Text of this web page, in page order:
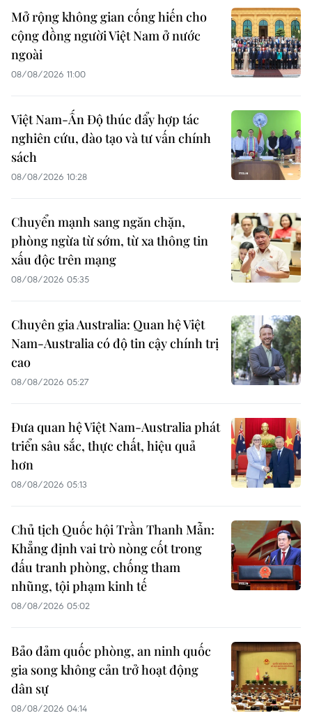
Mở rộng không gian cống hiến cho
cộng đồng người Việt Nam ở nước
ngoài
08/08/2026 11:00
Việt Nam-Ấn Độ thúc đẩy hợp tác
nghiên cứu, đào tạo và tư vấn chính
sách
08/08/2026 10:28
Chuyển mạnh sang ngăn chặn,
phòng ngừa từ sớm, từ xa thông tin
xấu độc trên mạng
08/08/2026 05:35
Chuyên gia Australia: Quan hệ Việt
Nam-Australia có độ tin cậy chính trị
cao
08/08/2026 05:27
Đưa quan hệ Việt Nam-Australia phát
triển sâu sắc, thực chất, hiệu quả
hơn
08/08/2026 05:13
Chủ tịch Quốc hội Trần Thanh Mẫn:
Khẳng định vai trò nòng cốt trong
đấu tranh phòng, chống tham
nhũng, tội phạm kinh tế
08/08/2026 05:02
Bảo đảm quốc phòng, an ninh quốc
gia song không cản trở hoạt động
dân sự
08/08/2026 04:14